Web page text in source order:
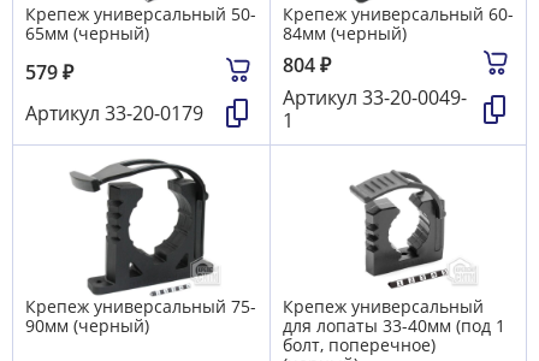
Крепеж универсальный 50-
65мм (черный)
579₽
Артикул 33-20-0179
Крепеж универсальный 60-
84мм (черный)
804₽
Артикул 33-20-0049-
1
Крепеж универсальный 75-
90мм (черный)
Крепеж универсальный
для лопаты 33-40мм (под 1
болт, поперечное)